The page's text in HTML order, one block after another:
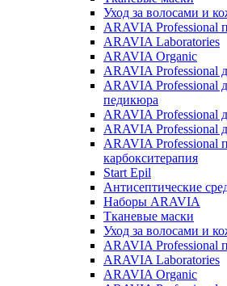
Уход за волосами и
ARAVIA Professional
ARAVIA Laboratories
ARAVIA Organic
ARAVIA Professional
ARAVIA Professional
педикюра
ARAVIA Professional
ARAVIA Professional
ARAVIA Professional
карбокситерапия
Start Epil
Антисептические
Наборы ARAVIA
Тканевые маски
Уход за волосами и
ARAVIA Professional
ARAVIA Laboratories
ARAVIA Organic